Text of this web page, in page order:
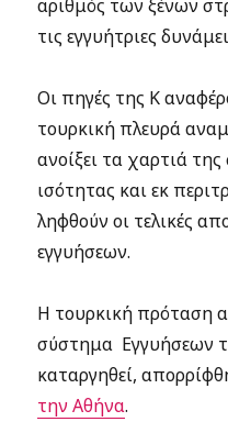
αριθμός των ξένων
τις εγγυήτριες
Οι πηγές της Κ
τουρκική πλευρά
ανοίξει τα χαρτιά
ισότητας και εκ
ληφθούν οι τελικές
εγγυήσεων.
Η τουρκική πρόταση
σύστημα Εγγυήσεων
καταργηθεί,
την Αθήνα.